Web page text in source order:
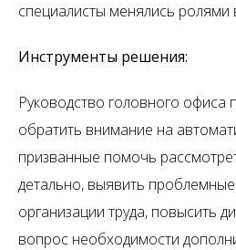
специалисты менялись ролями
Инструменты решения:
Руководство головного офиса
обратить внимание на
призванные помочь
детально, выявить
организации труда, повысить
вопрос необходимости